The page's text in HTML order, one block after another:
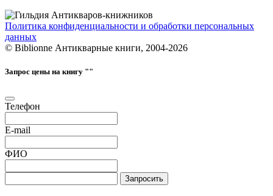
Политика конфиденциальности и обработки персональных
данных
© Biblionne Антикварные книги, 2004-2026
Запрос цены на книгу ""
Телефон
E-mail
ФИО
Запросить